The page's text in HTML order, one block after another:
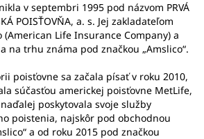
v septembri 1995 pod názvom PRVÁ
POISŤOVŇA, a. s. Jej zakladateľom
(American Life Insurance Company) a
na trhu známa pod značkou „Amslico“.
poisťovne sa začala písať v roku 2010,
súčasťou americkej poisťovne MetLife,
poskytovala svoje služby
poistenia, najskôr pod obchodnou
a od roku 2015 pod značkou